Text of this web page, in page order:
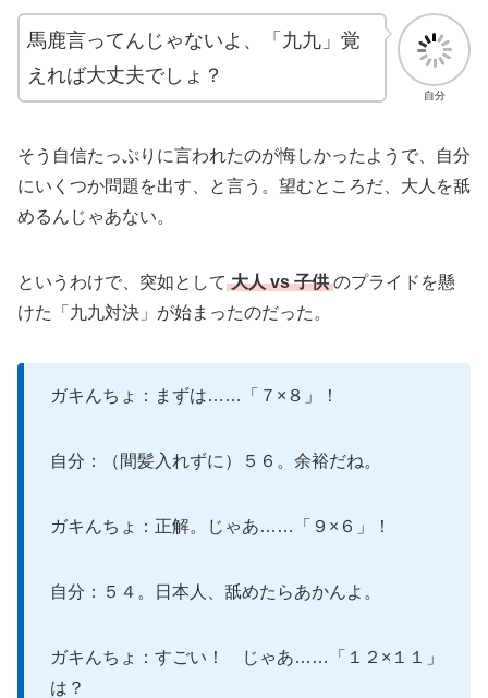
o
k
p
自分
馬鹿言ってんじゃないよ、「九九」覚
えれば大丈夫でしょ？
そう自信たっぷりに言われたのが悔しかったようで、自分
にいくつか問題を出す、と言う。望むところだ、大人を舐
めるんじゃあない。
というわけで、突如として大人 vs 子供のプライドを懸
けた「九九対決」が始まったのだった。
ガキんちょ：まずは……「７×８」！
自分：（間髪入れずに）５６。余裕だね。
ガキんちょ：正解。じゃあ……「９×６」！
自分：５４。日本人、舐めたらあかんよ。
ガキんちょ：すごい！ じゃあ……「１２×１１」
は？